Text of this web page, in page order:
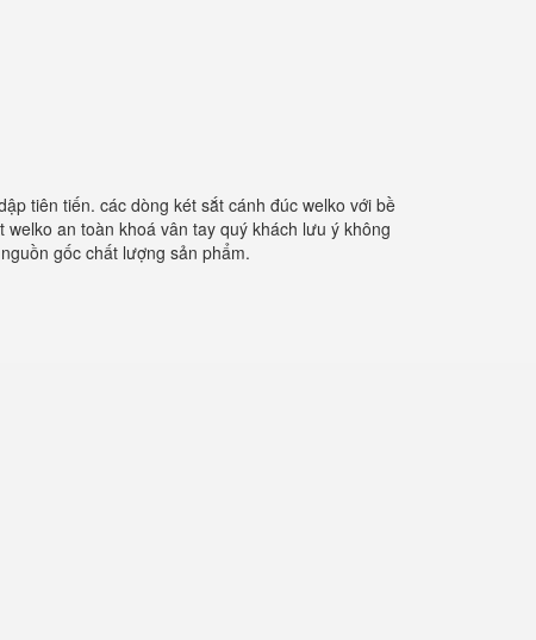
tiên tiến. các dòng két sắt cánh đúc welko với bề
an toàn khoá vân tay quý khách lưu ý không
gốc chất lượng sản phẩm.